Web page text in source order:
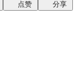
点赞 分享